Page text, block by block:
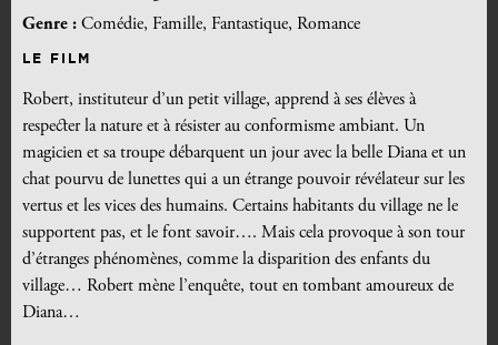
Genre : Comédie, Famille, Fantastique, Romance
LE FILM
Robert, instituteur d’un petit village, apprend à ses élèves à
respecter la nature et à résister au conformisme ambiant. Un
magicien et sa troupe débarquent un jour avec la belle Diana et un
chat pourvu de lunettes qui a un étrange pouvoir révélateur sur les
vertus et les vices des humains. Certains habitants du village ne le
supportent pas, et le font savoir…. Mais cela provoque à son tour
d’étranges phénomènes, comme la disparition des enfants du
village… Robert mène l’enquête, tout en tombant amoureux de
Diana…